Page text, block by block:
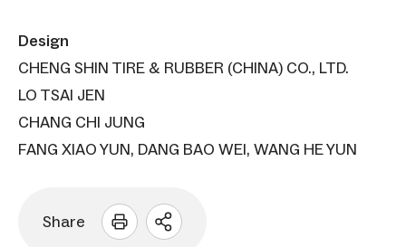
Design
CHENG SHIN TIRE & RUBBER (CHINA) CO., LTD.
LO TSAI JEN
CHANG CHI JUNG
FANG XIAO YUN, DANG BAO WEI, WANG HE YUN
Share
Sharing